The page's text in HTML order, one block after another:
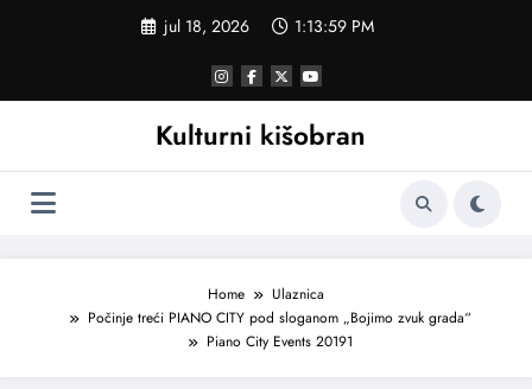
jul 18, 2026 1:14:00 PM
Kulturni kišobran
Home
Ulaznica
Počinje treći PIANO CITY pod sloganom „Bojimo zvuk grada“
Piano City Events 20191